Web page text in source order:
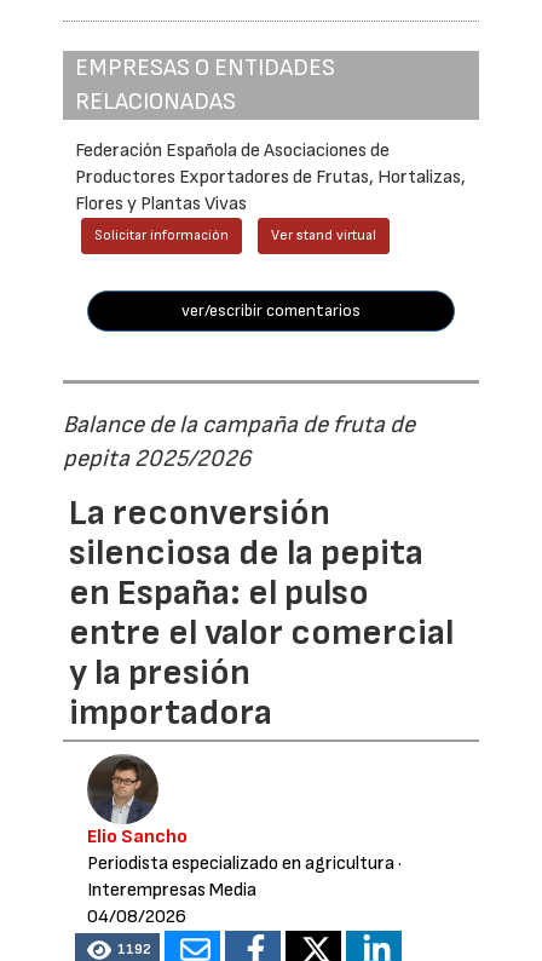
EMPRESAS O ENTIDADES
RELACIONADAS
Federación Española de Asociaciones de
Productores Exportadores de Frutas, Hortalizas,
Flores y Plantas Vivas
Solicitar información Ver stand virtual
ver/escribir comentarios
Balance de la campaña de fruta de
pepita 2025/2026
La reconversión
silenciosa de la pepita
en España: el pulso
entre el valor comercial
y la presión
importadora
Elio Sancho
Periodista especializado en agricultura·
Interempresas Media
04/08/2026
1192